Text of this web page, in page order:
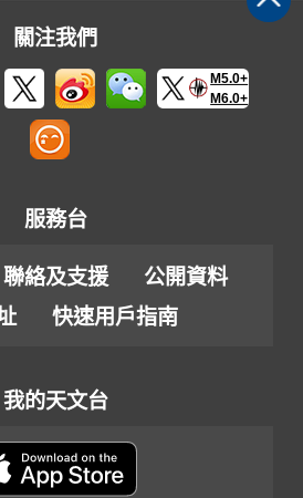
關注我們
M5.0+
M6.0+
服務台
聯絡及支援
公開資料
快速用戶指南
我的天文台